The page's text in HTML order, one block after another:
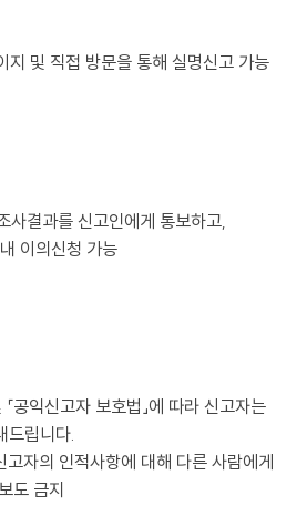
지 및 직접 방문을 통해 실명신고 가능
결과를 신고인에게 통보하고,
이의신청 가능
「공익신고자 보호법」에 따라 신고자는
드립니다.
고자의 인적사항에 대해 다른 사람에게
도 금지